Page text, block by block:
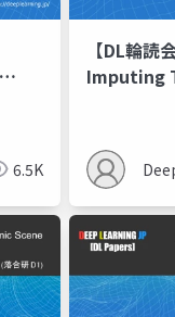
6.5K
【DL輪
Imputing